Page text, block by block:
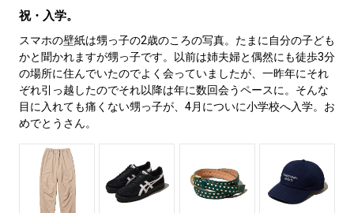
祝・入学。
スマホの壁紙は甥っ子の2歳のころの写真。たまに自分の子ども
かと聞かれますが甥っ子です。以前は姉夫婦と偶然にも徒歩3分
の場所に住んでいたのでよく会っていましたが、一昨年にそれ
ぞれ引っ越したのでそれ以降は年に数回会うペースに。そんな
目に入れても痛くない甥っ子が、4月についに小学校へ入学。お
めでとうさん。